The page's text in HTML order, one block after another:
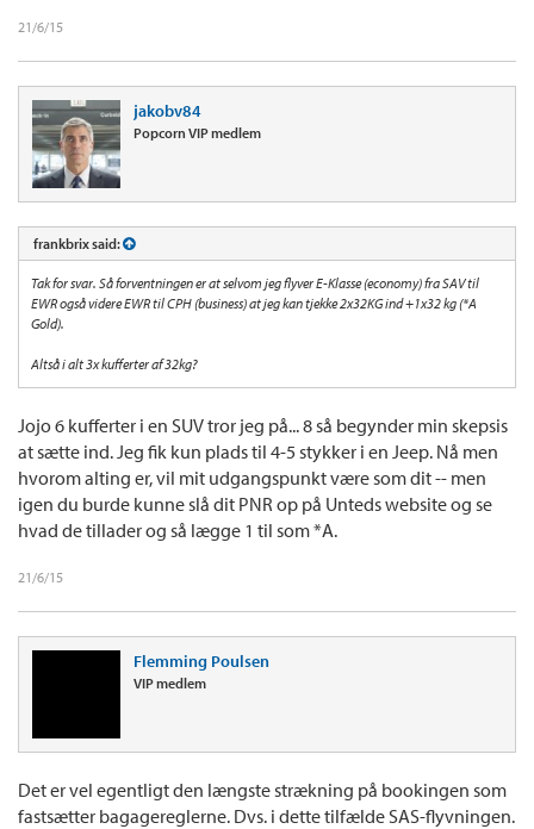
21/6/15
jakobv84
Popcorn VIP medlem
frankbrix said:
Tak for svar. Så forventningen er at selvom jeg flyver E-Klasse (economy) fra SAV til
EWR også videre EWR til CPH (business) at jeg kan tjekke 2x32KG ind +1x32 kg (*A
Gold).
Altså i alt 3x kufferter af 32kg?
Jojo 6 kufferter i en SUV tror jeg på... 8 så begynder min skepsis
at sætte ind. Jeg fik kun plads til 4-5 stykker i en Jeep. Nå men
hvorom alting er, vil mit udgangspunkt være som dit -- men
igen du burde kunne slå dit PNR op på Unteds website og se
hvad de tillader og så lægge 1 til som *A.
21/6/15
Flemming Poulsen
VIP medlem
Det er vel egentligt den længste strækning på bookingen som
fastsætter bagagereglerne. Dvs. i dette tilfælde SAS-flyvningen.